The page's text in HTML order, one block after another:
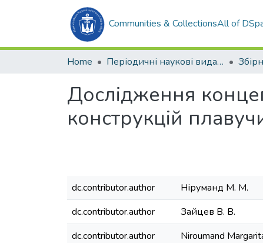
Communities & CollectionsAll of
Home Періодичні наукові видання
Дослідження
конструкцій
dc.contributor.author
Ніруманд М. М.
dc.contributor.author
Зайцев В. В.
dc.contributor.author
Niroumand